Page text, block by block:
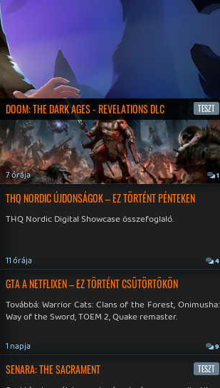
DOOM: THE DARK AGES - REVELATIONS DLC TESZT
7 órája 1
THQ NORDIC ÚJDONSÁGOK – EZ TÖRTÉNT PÉNTEKEN
THQ Nordic Digital Showcase összefoglaló.
11 órája 4
GTA A NETFLIXEN – EZ TÖRTÉNT CSÜTÖRTÖKÖN
Továbbá: Warrior Cats: Clans of the Forest, Onimusha:
Way of the Sword, TOEM 2, Quake remaster.
1 napja 9
SENARA: THE SACRAMENT TESZT